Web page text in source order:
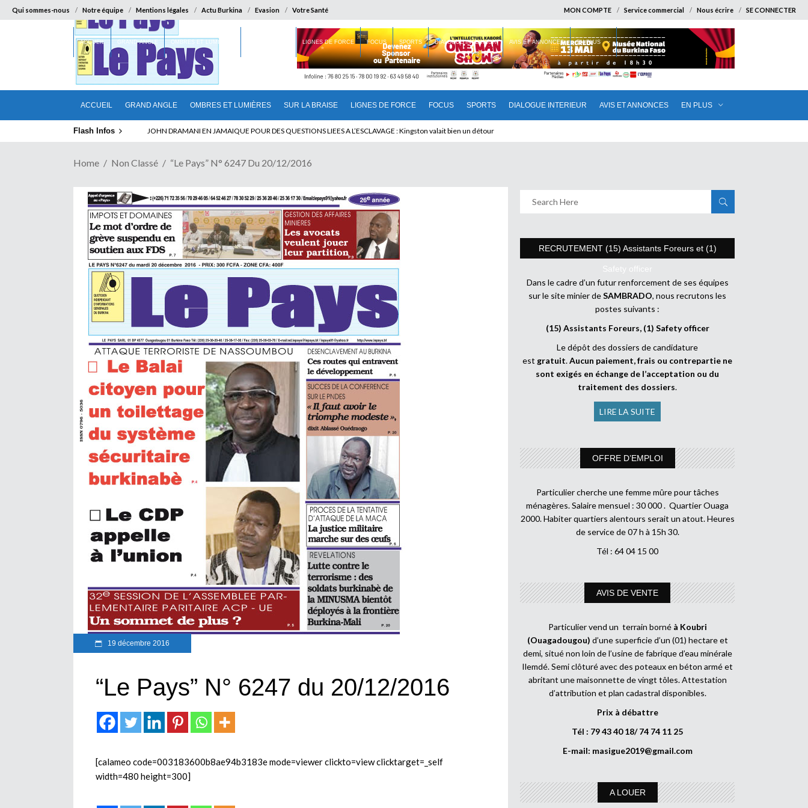
Qui sommes-nous Notre équipe Mentions légales Actu Burkina Evasion Votre Santé MON COMPTE Service commercial Nous écrire SE CONNECTER
ACCUEIL GRAND ANGLE OMBRES ET LUMIÈRES SUR LA BRAISE LIGNES DE FORCE FOCUS SPORTS DIALOGUE INTERIEUR AVIS ET ANNONCES EN PLUS
ACCUEIL GRAND ANGLE OMBRES ET LUMIÈRES LIGNES DE FORCE FOCUS SPORTS DIALOGUE INTERIEUR AVIS ET ANNONCES EN PLUS
Flash Infos ELECTION DE TALON A LA TETE DU SENAT BENINOIS : Quand Patrice quitte le pouvoir sans partir !
Home Non Classé “Le Pays” N° 6247 Du 20/12/2016
19 décembre 2016
“Le Pays” N° 6247 du 20/12/2016
[calameo code=003183600b8ae94b3183e mode=viewer clickto=view clicktarget=_self
width=480 height=300]
RECRUTEMENT (15) Assistants Foreurs et (1)
Safety officer
Dans le cadre d’un futur renforcement de ses équipes
sur le site minier deSAMBRADO, nous recrutons les
postes suivants :
(15) Assistants Foreurs, (1) Safety officer
Le dépôt des dossiers de candidature
est gratuit.Aucun paiement, frais ou contrepartie ne
sont exigés en échange de l’acceptation ou du
traitement des dossiers.
LIRE LA SUITE
OFFRE D’EMPLOI
Particulier cherche une femme mûre pour tâches
ménagères. Salaire mensuel : 30 000 . Quartier Ouaga
2000. Habiter quartiers alentours serait un atout. Heures
de service de 07 h à 15h 30.
Tél : 64 04 15 00
AVIS DE VENTE
Particulier vend un terrain borné à Koubri
(Ouagadougou) d’une superficie d’un (01) hectare et
demi, situé non loin de l’usine de fabrique d’eau minérale
Ilemdé. Semi clôturé avec des poteaux en béton armé et
abritant une maisonnette de vingt tôles. Attestation
d’attribution et plan cadastral disponibles.
Prix à débattre
Tél : 79 43 40 18/ 74 74 11 25
E-mail: masigue2019@gmail.com
A LOUER